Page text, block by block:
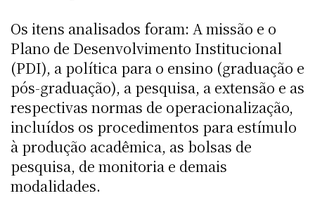
Os itens analisados foram: A missão e o
Plano de Desenvolvimento Institucional
(PDI), a política para o ensino (graduação e
pós-graduação), a pesquisa, a extensão e as
respectivas normas de operacionalização,
incluídos os procedimentos para estímulo
à produção acadêmica, as bolsas de
pesquisa, de monitoria e demais
modalidades.